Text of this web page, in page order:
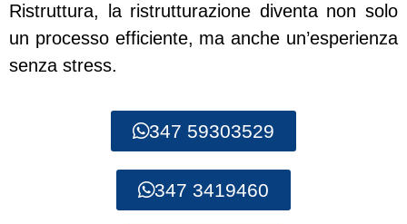
Ristruttura, la ristrutturazione diventa non solo
un processo efficiente, ma anche un’esperienza
senza stress.
347 59303529
347 3419460